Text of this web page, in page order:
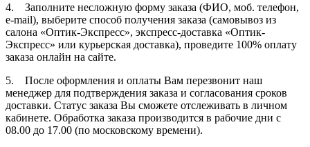
4. Заполните несложную форму заказа (ФИО, моб. телефон,
e-mail), выберите способ получения заказа (самовывоз из
салона «Оптик-Экспресс», экспресс-доставка «Оптик-
Экспресс» или курьерская доставка), проведите 100% оплату
заказа онлайн на сайте.
5. После оформления и оплаты Вам перезвонит наш
менеджер для подтверждения заказа и согласования сроков
доставки. Статус заказа Вы сможете отслеживать в личном
кабинете. Обработка заказа производится в рабочие дни с
08.00 до 17.00 (по московскому времени).